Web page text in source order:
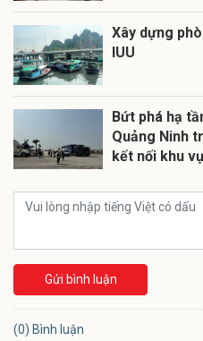
Xây dựng
IUU
Bứt phá hạ
Quảng Ninh
kết nối khu
Gửi bình luận
(0) Bình luận